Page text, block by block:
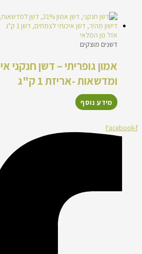
אזל מן המלאי
דשנים מוצקים
אמון גופריתי – דשן חנקני
ומדשאות -אריזת 1 ק"ג
מידע נוסף
Facebook-f